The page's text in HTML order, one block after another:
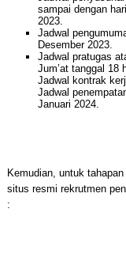
sampai dengan
2023.
Jadwal
Desember 2023.
Jadwal pratugas
Jum’at tanggal 18
Jadwal kontrak
Jadwal
Januari 2024.
Kemudian, untuk
situs resmi rekrutmen
: